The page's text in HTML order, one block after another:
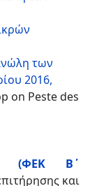
των
2016,
on Peste des
(ΦΕΚ Β΄
και